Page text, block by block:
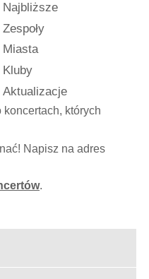
Najbliższe
Zespoły
Miasta
Kluby
Aktualizacje
których
Napisz na adres
.